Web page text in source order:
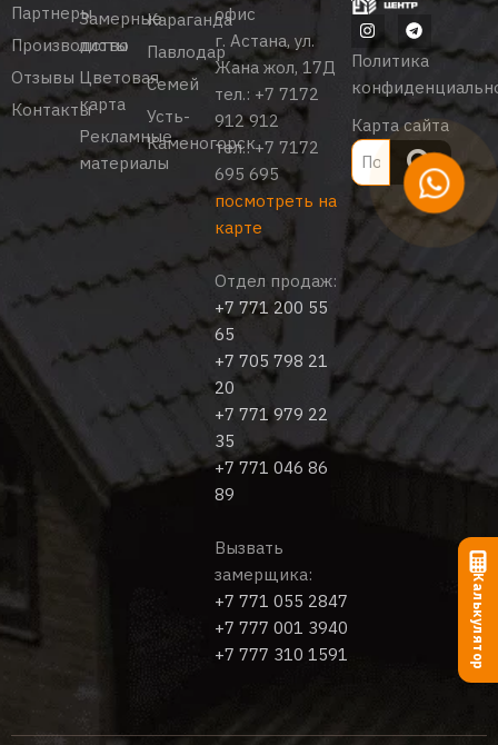
Партнеры
Производство
Отзывы
Контакты
Замерные
листы
Цветовая
карта
Рекламные
материалы
Караганда
Павлодар
Семей
Усть-
Каменогорск
офис
г. Астана, ул.
Жана жол, 17Д
тел.: +7 7172
912 912
тел.:+7 7172
695 695
посмотреть на
карте
Отдел продаж:
+7 771 200 55
65
+7 705 798 21
20
+7 771 979 22
35
+7 771 046 86
89
Вызвать
замерщика:
+7 771 055 2847
+7 777 001 3940
+7 777 310 1591
Политика
Карта сайта
Калькулятор